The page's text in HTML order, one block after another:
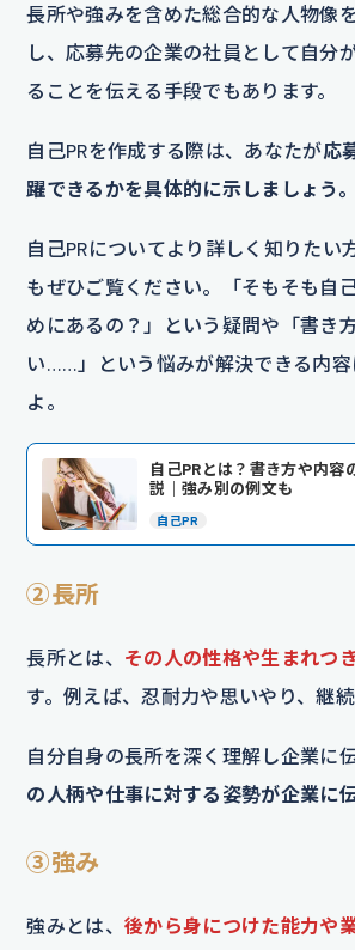
長所や強みを含めた総合的な人物像
し、応募先の企業の社員として自分
ることを伝える手段でもあります。
自己PRを作成する際は、あなたが応
躍できるかを具体的に示しましょう。
自己PRについてより詳しく知りたい
もぜひご覧ください。「そもそも自
めにあるの？」という疑問や「書き
い……」という悩みが解決できる内容
よ。
自己PRとは？書き方や内容
説｜強み別の例文も
自己PR
②長所
長所とは、 その人の性格や生まれつ
す。例えば、忍耐力や思いやり、継続
自分自身の長所を深く理解し企業に伝
の人柄や仕事に対する姿勢が企業に
③強み
強みとは、 後から身につけた能力や